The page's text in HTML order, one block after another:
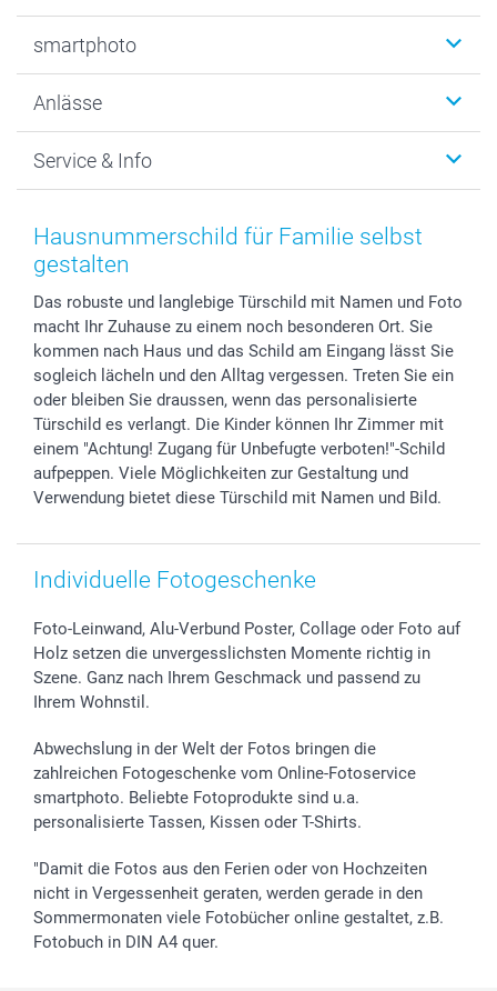
Fotogeschenke
MyNameBook
Fotoabzüge, Fotos als Buch & Poster
Zubehör & Material
Foto-Kalender & Agenden
Geschenk-Gutscheine (PDF)
smartphoto
Warum smartphoto
Datenschutz
AGB
Impressum
Partnerprogramme
Investor Relations
B2B smartbusiness
Widerrufsrecht
Anlässe
Neujahr
Muttertag
Vatertag
Hochzeit
Geburtstag
Geburt
Zu allen Anlässen
Service & Info
Anmelden /Registrieren
Preise und Versandkosten
72h Lieferung
Zahlungsmöglichkeiten
Sitemap
Status der Bestellung
smartfriends
smartgarantie
smartbonus
Hausnummerschild für Familie selbst
gestalten
Das robuste und langlebige Türschild mit Namen und Foto
macht Ihr Zuhause zu einem noch besonderen Ort. Sie
kommen nach Haus und das Schild am Eingang lässt Sie
sogleich lächeln und den Alltag vergessen. Treten Sie ein
oder bleiben Sie draussen, wenn das personalisierte
Türschild es verlangt. Die Kinder können Ihr Zimmer mit
einem "Achtung! Zugang für Unbefugte verboten!"-Schild
aufpeppen. Viele Möglichkeiten zur Gestaltung und
Verwendung bietet diese Türschild mit Namen und Bild.
Individuelle Fotogeschenke
Foto-Leinwand, Alu-Verbund Poster, Collage oder Foto auf
Holz setzen die unvergesslichsten Momente richtig in
Szene. Ganz nach Ihrem Geschmack und passend zu
Ihrem Wohnstil.
Abwechslung in der Welt der Fotos bringen die
zahlreichen Fotogeschenke vom Online-Fotoservice
smartphoto. Beliebte Fotoprodukte sind u.a.
personalisierte Tassen, Kissen oder T-Shirts.
"Damit die Fotos aus den Ferien oder von Hochzeiten
nicht in Vergessenheit geraten, werden gerade in den
Sommermonaten viele Fotobücher online gestaltet, z.B.
Fotobuch in DIN A4 quer.